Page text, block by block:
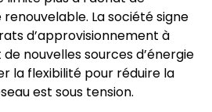
La société signe
d’approvisionnement à
nouvelles sources d’énergie
la flexibilité pour réduire la
est sous tension.